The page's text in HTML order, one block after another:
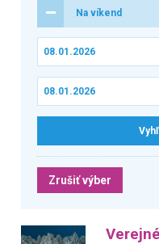
Na víkend
Zrušiť výber